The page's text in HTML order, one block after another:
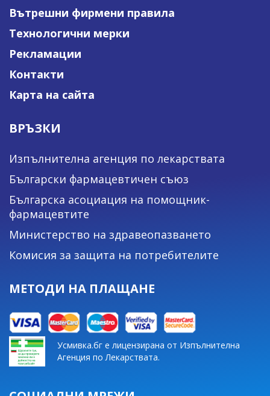
Вътрешни фирмени правила
Технологични мерки
Рекламации
Контакти
Карта на сайта
ВРЪЗКИ
Изпълнителна агенция по лекарствата
Български фармацевтичен съюз
Българска асоциация на помощник-
фармацевтите
Министерство на здравеопазването
Комисия за защита на потребителите
МЕТОДИ НА ПЛАЩАНЕ
Усмивка.бг е лицензирана от Изпълнителна
Агенция по Лекарствата.